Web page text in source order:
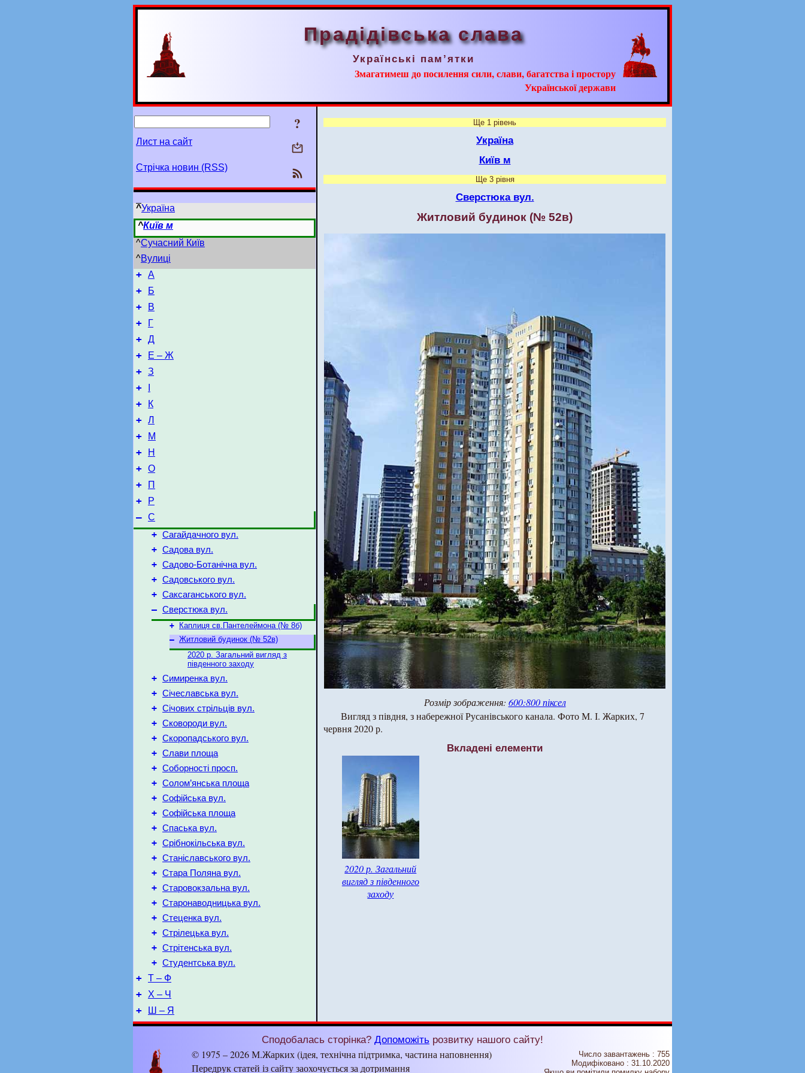
Прадідівська слава
Українські пам’ятки
Змагатимеш до посилення сили, слави, багатства і простору
Української держави
?
Лист на сайт
Стрічка новин (RSS)
^Україна
^Київ м
^Сучасний Київ
^Вулиці
+ А
+ Б
+ В
+ Г
+ Д
+ Е – Ж
+ З
+
+ К
+ Л
+ М
+ Н
+ О
+ П
+ Р
– С
+ Сагайдачного вул.
+ Садова вул.
+ Садово-Ботанічна вул.
+ Садовського вул.
+ Саксаганського вул.
– Сверстюка вул.
+
Каплиця св.Пантелеймона (№ 8б)
– Житловий будинок (№ 52в)
2020 р. Загальний вигляд з
південного заходу
+ Симиренка вул.
+ Січеславська вул.
+ Січових стрільців вул.
+ Сковороди вул.
+ Скоропадського вул.
+ Слави площа
+ Соборності просп.
+ Солом’янська площа
+ Софійська вул.
+ Софійська площа
+ Спаська вул.
+ Срібнокільська вул.
+ Станіславського вул.
+ Стара Поляна вул.
+ Старовокзальна вул.
+ Старонаводницька вул.
+ Стеценка вул.
+ Стрілецька вул.
+ Стрітенська вул.
+ Студентська вул.
+ Т – Ф
+ Х – Ч
+ Ш – Я
Ще 1 рівень
Україна
Київ м
Ще 3 рівня
Сверстюка вул.
Житловий будинок (№ 52в)
Розмір зображення: 600:800 піксел
Вигляд з півдня, з набережної Русанівського канала. Фото М. І. Жарких, 7
червня 2020 р.
Вкладені елементи
2020 р. Загальний
вигляд з південного
заходу
Сподобалась сторінка? Допоможіть розвитку нашого сайту!
© 1975 – 2026 М.Жарких (ідея, технічна підтримка, частина наповнення)
Передрук статей із сайту заохочується за дотримання
Число завантажень : 755
Модифіковано : 31.10.2020